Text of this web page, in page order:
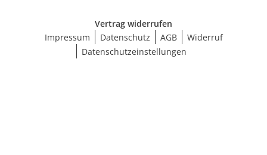
Vertrag widerrufen
Impressum
Datenschutz AGB
Widerruf
Datenschutzeinstellungen